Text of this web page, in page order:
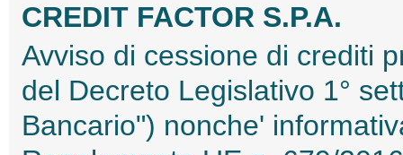
CREDIT FACTOR S.P.A.
Avviso di cessione di crediti
del Decreto Legislativo 1°
Bancario") nonche'